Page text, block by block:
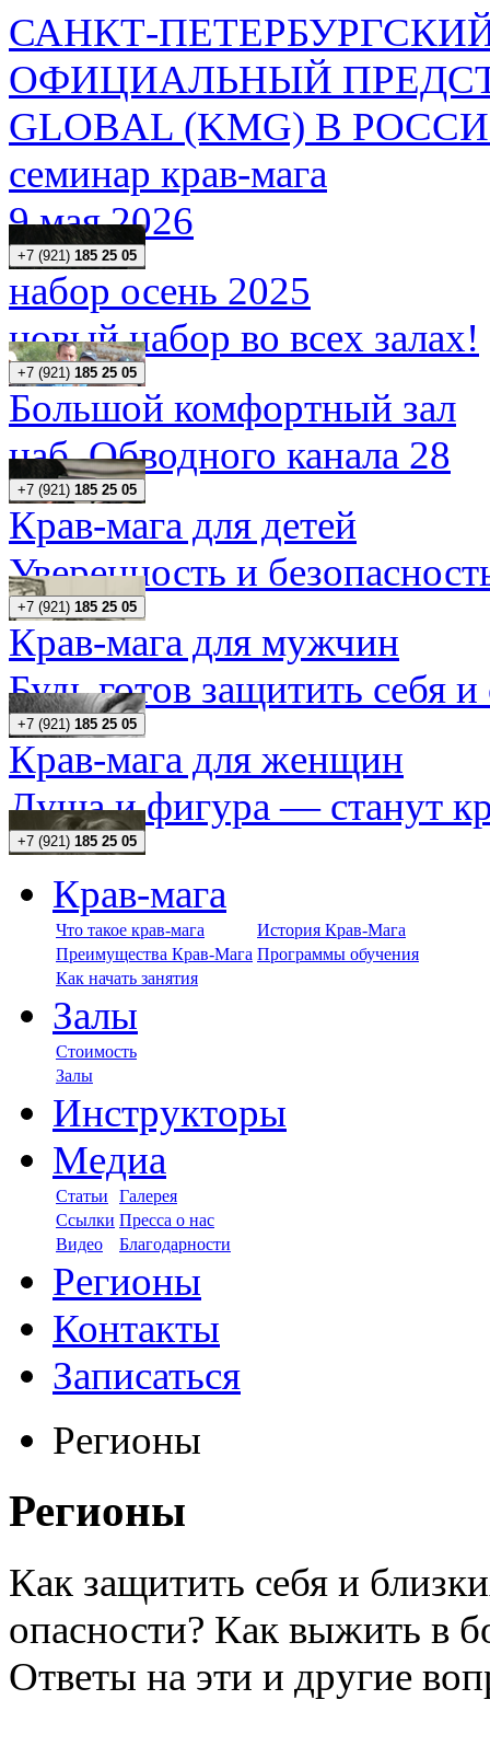
САНКТ-
ОФИЦИАЛЬНЫЙ
GLOBAL (KMG) В
семинар крав-мага
9 мая 2026
+7 (921) 185 25 05
набор осень 2025
новый набор во всех залах!
+7 (921) 185 25 05
Большой комфортный зал
наб. Обводного канала 28
+7 (921) 185 25 05
Крав-мага для детей
Уверенность и
+7 (921) 185 25 05
Крав-мага для мужчин
Будь готов защитить себя
+7 (921) 185 25 05
Крав-мага для женщин
Душа и фигура — станут
+7 (921) 185 25 05
Крав-мага
Что такое крав-мага
История Крав-Мага
Преимущества Крав-Мага Программы обучения
Как начать занятия
Залы
Стоимость
Залы
Инструкторы
Медиа
Статьи
Галерея
Ссылки Пресса о нас
Видео
Благодарности
Регионы
Контакты
Записаться
Регионы
Регионы
Как защитить себя и
опасности? Как выжить в
Ответы на эти и другие